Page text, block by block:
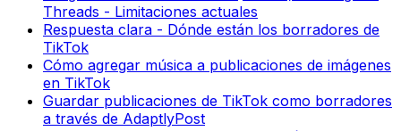
Threads - Limitaciones actuales
Respuesta clara - Dónde están los borradores de
TikTok
Cómo agregar música a publicaciones de imágenes
en TikTok
Guardar publicaciones de TikTok como borradores
a través de AdaptlyPost